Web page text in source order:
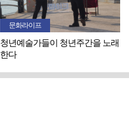
문화라이프
청년예술가들이 청년주간을 노래
한다